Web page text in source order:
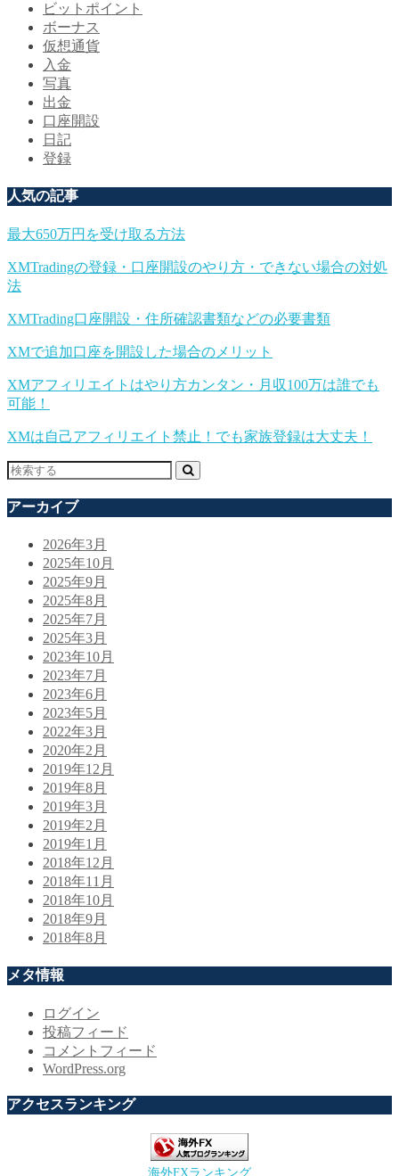
ビットポイント
ボーナス
仮想通貨
入金
写真
出金
口座開設
日記
登録
人気の記事
最大650万円を受け取る方法
XMTradingの登録・口座開設のやり方・できない場合の対処
法
XMTrading口座開設・住所確認書類などの必要書類
XMで追加口座を開設した場合のメリット
XMアフィリエイトはやり方カンタン・月収100万は誰でも
可能！
XMは自己アフィリエイト禁止！でも家族登録は大丈夫！
アーカイブ
2026年3月
2025年10月
2025年9月
2025年8月
2025年7月
2025年3月
2023年10月
2023年7月
2023年6月
2023年5月
2022年3月
2020年2月
2019年12月
2019年8月
2019年3月
2019年2月
2019年1月
2018年12月
2018年11月
2018年10月
2018年9月
2018年8月
メタ情報
ログイン
投稿フィード
コメントフィード
WordPress.org
アクセスランキング
海外FXランキング